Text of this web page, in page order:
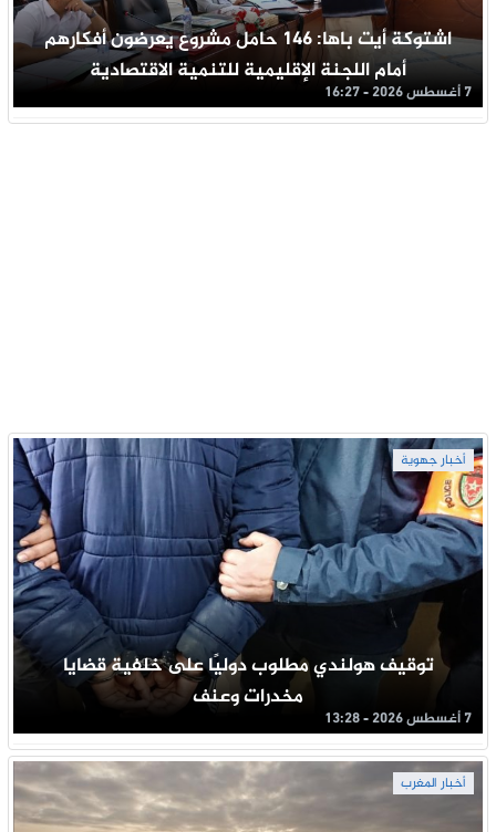
اشتوكة أيت باها: 146 حامل مشروع يعرضون أفكارهم
أمام اللجنة الإقليمية للتنمية الاقتصادية
7 أغسطس 2026 - 16:27
أخبار جهوية
توقيف هولندي مطلوب دوليًا على خلفية قضايا
مخدرات وعنف
7 أغسطس 2026 - 13:28
أخبار المغرب